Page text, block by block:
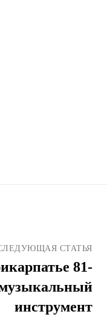
СТАТЬЯ
81-
инструмент